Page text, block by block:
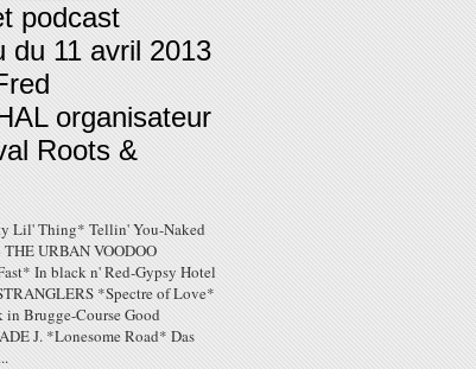
podcast
du 11 avril 2013
organisateur
Roots &
Lil' Thing* Tellin' You-Naked
URBAN VOODOO
In black n' Red-Gypsy Hotel
*Spectre of Love*
in Brugge-Course Good
J. *Lonesome Road* Das